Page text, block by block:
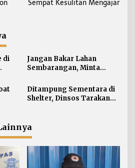
Sempat Kesulitan Mengajar
di
Jangan Bakar Lahan
Sembarangan, Minta
Ditampung Sementara di
Shelter, Dinsos Tarakan